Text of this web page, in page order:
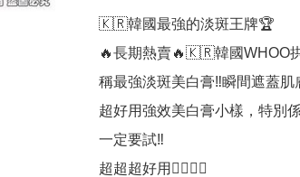
🇰🇷韓國最強的淡斑王牌🏆
🔥長期熱賣🔥🇰🇷韓國WHOO
稱最強淡斑美白膏‼️瞬間遮蓋肌
超好用強效美白膏小樣，特別
一定要試‼️
超超超好用👍🏻👍🏻